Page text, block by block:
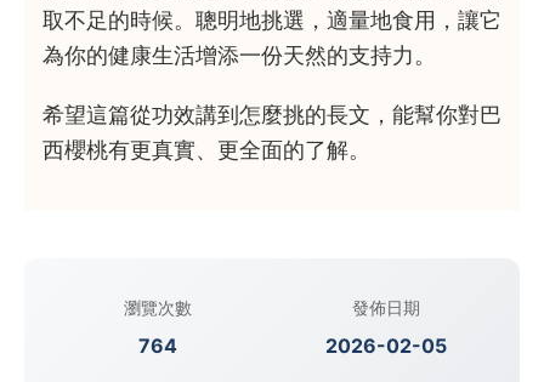
取不足的時候。聰明地挑選，適量地食用，讓它
為你的健康生活增添一份天然的支持力。
希望這篇從功效講到怎麼挑的長文，能幫你對巴
西櫻桃有更真實、更全面的了解。
瀏覽次數
764
發佈日期
2026-02-05